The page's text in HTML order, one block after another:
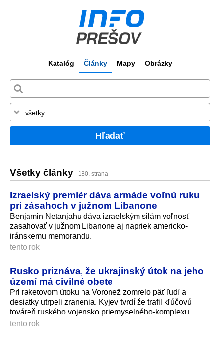
Katalóg Články Mapy Obrázky
Hľadať
Všetky články 180. strana
Izraelský premiér dáva armáde voľnú ruku
pri zásahoch v južnom Libanone
Benjamin Netanjahu dáva izraelským silám voľnosť
zasahovať v južnom Libanone aj napriek americko-
iránskemu memorandu.
tento rok
Rusko priznáva, že ukrajinský útok na jeho
území má civilné obete
Pri raketovom útoku na Voronež zomrelo päť ľudí a
desiatky utrpeli zranenia. Kyjev tvrdí že trafil kľúčovú
továreň ruského vojensko priemyselného-komplexu.
tento rok